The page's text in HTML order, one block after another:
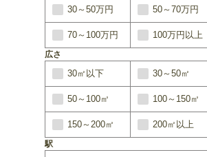
30～50万円 50～70万円
70～100万円 100万円以上
広さ
30㎡以下 30～50㎡
50～100㎡ 100～150㎡
150～200㎡ 200㎡以上
駅